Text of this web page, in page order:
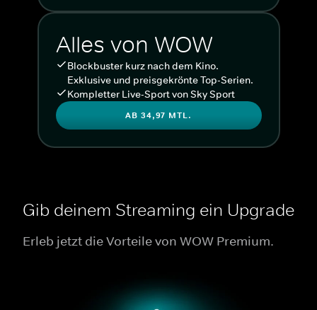
Alles von WOW
Blockbuster kurz nach dem Kino.
Exklusive und preisgekrönte Top-Serien.
Kompletter Live-Sport von Sky Sport
AB 34,97 MTL.
Gib deinem Streaming ein Upgrade
Erleb jetzt die Vorteile von WOW Premium.